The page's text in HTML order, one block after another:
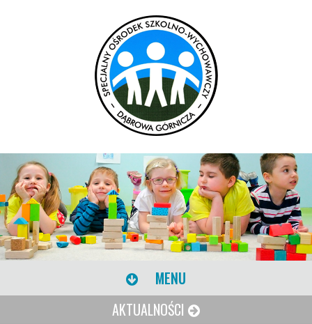
MENU
AKTUALNOŚCI